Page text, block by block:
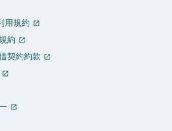
用規約
約
契約約款